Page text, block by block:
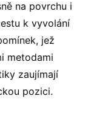
na povrchu i
k vyvolání
jež
metodami
zaujímají
pozici.